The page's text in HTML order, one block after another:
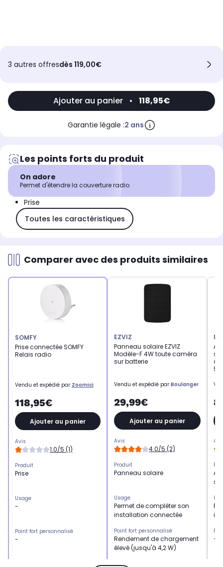
3 autres offresdès 119,00€
Ajouter au panier • 118,95€
Garantie légale :2 ans
Les points forts du produit
On adore
Permet d'étendre la couverture radio
Prise
Toutes les caractéristiques
Comparer avec des produits similaires
SOMFY
Prise connectée SOMFY
Relais radio
Vendu et expédié par Zoomici
118,95€
Ajouter au panier
Avis
1.0/5 (1)
Produit
Prise
Usage
-
Point fort personnalisé
-
EZVIZ
Panneau solaire EZVIZ
Modèle-F 4W toute caméra
sur batterie
Vendu et expédié par Boulanger
29,99€
Ajouter au panier
Avis
4.0/5 (2)
Produit
Panneau solaire
Usage
Permet de compléter son
installation connectée
Point fort personnalisé
Rendement de chargement
élevé (jusqu'à 4,2 W)
Utilisation
-